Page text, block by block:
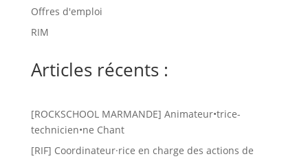
Offres d'emploi
RIM
Articles récents :
[ROCKSCHOOL MARMANDE] Animateur•trice-
technicien•ne Chant
[RIF] Coordinateur·rice en charge des actions de